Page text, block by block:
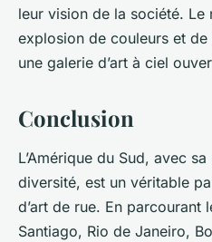
leur vision de la société. Le
explosion de couleurs et
une galerie d’art à ciel
Conclusion
L’Amérique du Sud, avec
diversité, est un véritable
d’art de rue. En parcourant
Santiago, Rio de Janeiro,